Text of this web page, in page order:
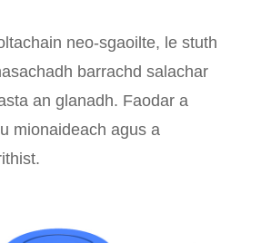
neo-sgaoilte, le stuth
barrachd salachar
an glanadh. Faodar a
mionaideach agus a